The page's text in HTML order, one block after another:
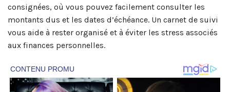
consignées, où vous pouvez facilement consulter les
montants dus et les dates d’échéance. Un carnet de suivi
vous aide à rester organisé et à éviter les stress associés
aux finances personnelles.